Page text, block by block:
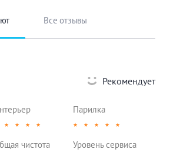
Все отзывы
Рекомендует
★ ★ ★ ★
Парилка
★ ★ ★ ★ ★
чистота Уровень сервиса